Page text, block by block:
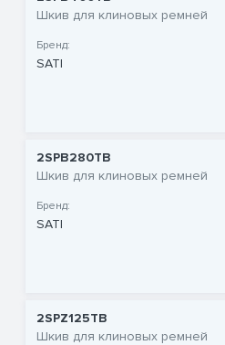
Шкив для клиновых ремней
Бренд:
SATI
2SPB280TB
Шкив для клиновых ремней
Бренд:
SATI
2SPZ125TB
Шкив для клиновых ремней